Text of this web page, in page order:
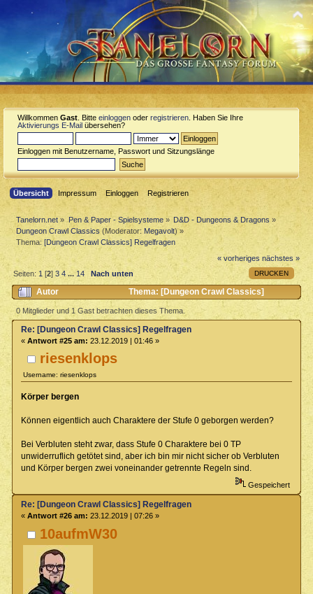
Willkommen Gast . Bitte einloggen oder registrieren . Haben Sie Ihre
Aktivierungs E-Mail übersehen?
Einloggen mit Benutzername, Passwort und Sitzungslänge
Übersicht Impressum Einloggen Registrieren
Tanelorn.net » Pen & Paper - Spielsysteme» D&D - Dungeons & Dragons »
Dungeon Crawl Classics (Moderator: Megavolt) »
Thema:[Dungeon Crawl Classics] Regelfragen
« vorheriges nächstes »
DRUCKEN
Seiten:1 [2]3 4 ...14 Nach unten
Autor
Thema: [Dungeon Crawl Classics]
Regelfragen (Gelesen 55543 mal)
0 Mitglieder und 1 Gast betrachten dieses Thema.
riesenklops
Username: riesenklops
Re: [Dungeon Crawl Classics] Regelfragen
« Antwort #25 am: 23.12.2019 | 01:46 »
Körper bergen
Können eigentlich auch Charaktere der Stufe 0 geborgen werden?
Bei Verbluten steht zwar, dass Stufe 0 Charaktere bei 0 TP
unwiderruflich getötet sind, aber ich bin mir nicht sicher ob Verbluten
und Körper bergen zwei voneinander getrennte Regeln sind.
Gespeichert
10aufmW30
Re: [Dungeon Crawl Classics] Regelfragen
« Antwort #26 am: 23.12.2019 | 07:26 »